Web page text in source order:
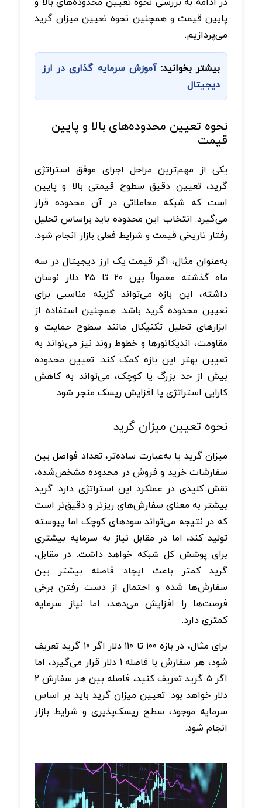
پایین قیمت و همچنین نحوه تعیین میزان گرید
می‌پردازیم.
بیشتر بخوانید: آموزش سرمایه گذاری در ارز
دیجیتال
نحوه تعیین محدوده‌های بالا و پایین
قیمت
یکی از مهم‌ترین مراحل اجرای موفق استراتژی
گرید، تعیین دقیق سطوح قیمتی بالا و پایین
است که شبکه معاملاتی در آن محدوده قرار
می‌گیرد. انتخاب این محدوده باید براساس تحلیل
رفتار تاریخی قیمت و شرایط فعلی بازار انجام شود.
به‌عنوان مثال، اگر قیمت یک ارز دیجیتال در سه
ماه گذشته معمولاً بین ۲۰ تا ۲۵ دلار نوسان
داشته، این بازه می‌تواند گزینه مناسبی برای
تعیین محدوده گرید باشد. همچنین استفاده از
ابزارهای تحلیل تکنیکال مانند سطوح حمایت و
مقاومت، اندیکاتورها و خطوط روند نیز می‌تواند به
تعیین بهتر این بازه کمک کند. تعیین محدوده
بیش از حد بزرگ یا کوچک، می‌تواند به کاهش
کارایی استراتژی یا افزایش ریسک منجر شود.
نحوه تعیین میزان گرید
میزان گرید یا به‌عبارت ساده‌تر، تعداد فواصل بین
سفارشات خرید و فروش در محدوده مشخص‌شده،
نقش کلیدی در عملکرد این استراتژی دارد. گرید
بیشتر به معنای سفارش‌های ریزتر و دقیق‌تر است
که در نتیجه می‌تواند سودهای کوچک اما پیوسته
تولید کند، اما در مقابل نیاز به سرمایه بیشتری
برای پوشش کل شبکه خواهد داشت. در مقابل،
گرید کمتر باعث ایجاد فاصله بیشتر بین
سفارش‌ها شده و احتمال از دست رفتن برخی
فرصت‌ها را افزایش می‌دهد، اما نیاز سرمایه
کمتری دارد.
برای مثال، در بازه ۱۰۰ تا ۱۱۰ دلار اگر ۱۰ گرید تعریف
شود، هر سفارش با فاصله ۱ دلار قرار می‌گیرد، اما
اگر ۵ گرید تعریف کنید، فاصله بین هر سفارش ۲
دلار خواهد بود. تعیین میزان گرید باید بر اساس
سرمایه موجود، سطح ریسک‌پذیری و شرایط بازار
انجام شود.